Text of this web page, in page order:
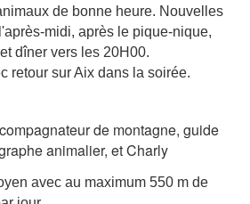
de bonne heure. Nouvelles
midi, après le pique-nique,
dîner vers les 20H00.
retour sur Aix dans la soirée.
de montagne, guide
animalier, et Charly
avec au maximum 550 m de